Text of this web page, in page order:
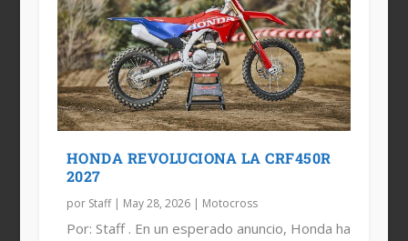
HONDA REVOLUCIONA LA CRF450R
2027
por Staff| May 28, 2026| Motocross
Por: Staff . En un esperado anuncio, Honda ha